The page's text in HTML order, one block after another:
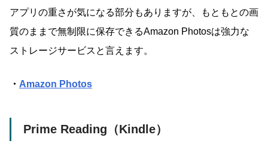
アプリの重さが気になる部分もありますが、もともとの画
質のままで無制限に保存できるAmazon Photosは強力な
ストレージサービスと言えます。
・ Amazon Photos
Prime Reading（Kindle）